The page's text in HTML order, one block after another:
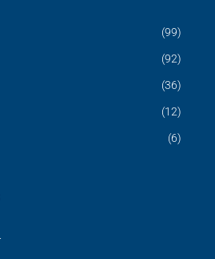
(99)
(92)
(36)
(12)
(6)